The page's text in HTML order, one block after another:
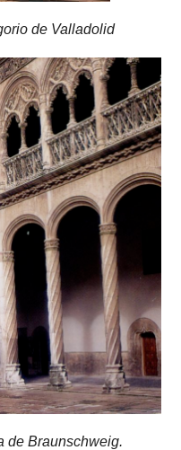
de Valladolid
de Braunschweig.